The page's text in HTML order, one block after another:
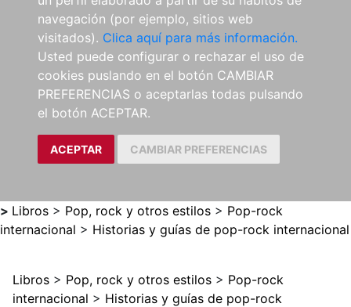
navegación (por ejemplo, sitios web
visitados). Clica aquí para más información.
Usted puede configurar o rechazar el uso de
cookies puslando en el botón CAMBIAR
PREFERENCIAS o aceptarlas todas pulsando
el botón ACEPTAR.
ACEPTAR CAMBIAR PREFERENCIAS
> Libros > Pop, rock y otros estilos > Pop-rock
internacional > Historias y guías de pop-rock internacional
Libros > Pop, rock y otros estilos > Pop-rock
internacional > Historias y guías de pop-rock